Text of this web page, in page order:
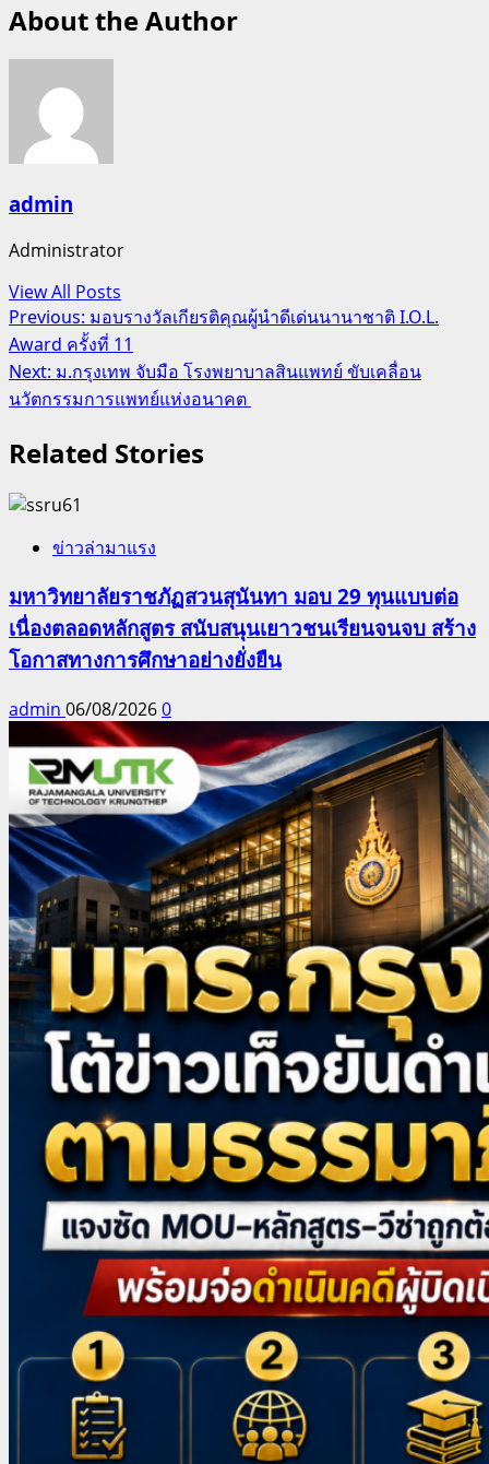
About the Author
admin
Administrator
View All Posts
Post
navigation
Previous: มอบรางวัลเกียรติคุณผู้นำดีเด่นนานาชาติ I.O.L.
Award ครั้งที่ 11
Next: ม.กรุงเทพ จับมือ โรงพยาบาลสินแพทย์ ขับเคลื่อน
นวัตกรรมการแพทย์แห่งอนาคต
Related Stories
ข่าวล่ามาแรง
มหาวิทยาลัยราชภัฏสวนสุนันทา มอบ 29 ทุนแบบต่อ
เนื่องตลอดหลักสูตร สนับสนุนเยาวชนเรียนจนจบ สร้าง
โอกาสทางการศึกษาอย่างยั่งยืน
admin 06/08/20260